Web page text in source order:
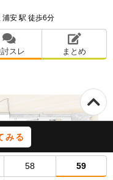
みる
58 59
浦安 駅 徒歩6分
スレ まとめ